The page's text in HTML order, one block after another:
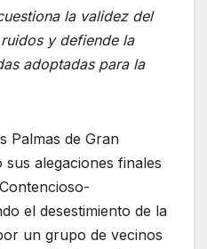
la validez del
y defiende la
adoptadas para la
Palmas de Gran
alegaciones finales
el desestimiento de la
un grupo de vecinos